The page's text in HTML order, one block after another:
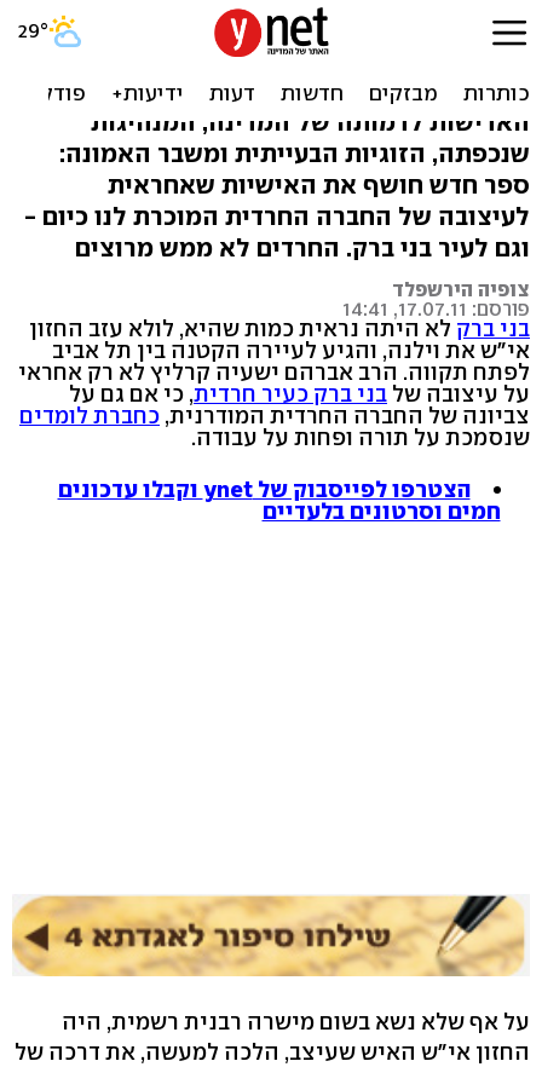
סודות מתחת לפרוכת: האיש
שמאחורי החזון איש
האדישות לדמותה של המדינה, המנהיגות
שנכפתה, הזוגיות הבעייתית ומשבר האמונה:
ספר חדש חושף את האישיות שאחראית
לעיצובה של החברה החרדית המוכרת לנו כיום -
וגם לעיר בני ברק. החרדים לא ממש מרוצים
צופיה הירשפלד
פורסם: 17.07.11, 14:41
בני ברק לא היתה נראית כמות שהיא, לולא עזב החזון
אי"ש את וילנה, והגיע לעיירה הקטנה בין תל אביב
לפתח תקווה. הרב אברהם ישעיה קרליץ לא רק אחראי
על עיצובה של בני ברק כעיר חרדית, כי אם גם על
צביונה של החברה החרדית המודרנית, כחברת לומדים
שנסמכת על תורה ופחות על עבודה.
הצטרפו לפייסבוק של ynet וקבלו עדכונים
חמים וסרטונים בלעדיים
על אף שלא נשא בשום מישרה רבנית רשמית, היה
החזון אי"ש האיש שעיצב, הלכה למעשה, את דרכה של